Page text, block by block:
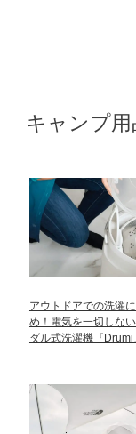
キャンプ
アウトドアでの洗濯
め！電気を一切しな
ダル式洗濯機『